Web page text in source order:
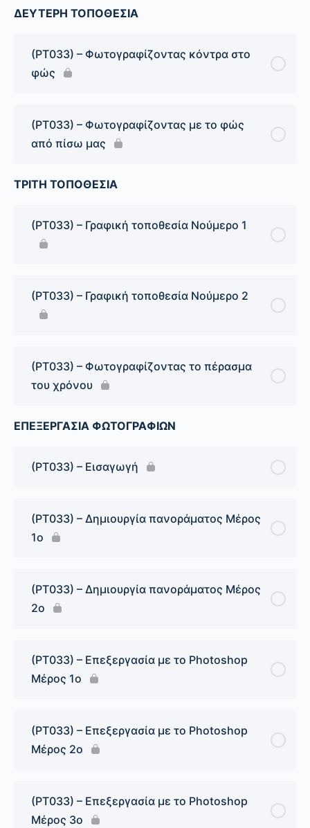
ΔΕΥΤΕΡΗ ΤΟΠΟΘΕΣΙΑ
(PT033) – Φωτογραφίζοντας κόντρα στο
φώς
(PT033) – Φωτογραφίζοντας με το φώς
από πίσω μας
ΤΡΙΤΗ ΤΟΠΟΘΕΣΙΑ
(PT033) – Γραφική τοποθεσία Νούμερο 1
(PT033) – Γραφική τοποθεσία Νούμερο 2
(PT033) – Φωτογραφίζοντας το πέρασμα
του χρόνου
ΕΠΕΞΕΡΓΑΣΙΑ ΦΩΤΟΓΡΑΦΙΩΝ
(PT033) – Εισαγωγή
(PT033) – Δημιουργία πανοράματος Μέρος
1ο
(PT033) – Δημιουργία πανοράματος Μέρος
2ο
(PT033) – Επεξεργασία με το Photoshop
Μέρος 1ο
(PT033) – Επεξεργασία με το Photoshop
Μέρος 2ο
(PT033) – Επεξεργασία με το Photoshop
Μέρος 3ο